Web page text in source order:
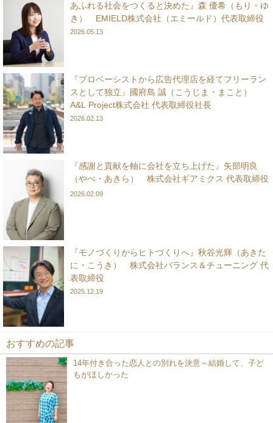
あふれる社会をつくると決めた』森 優希（もり・ゆ
き） EMIELD株式会社（エミールド）代表取締役
2026.05.13
『プロベーシストから広告代理店を経てフリーラン
スとして独立』國府島 誠（こうじま・まこと）
A&L Project株式会社 代表取締役社長
2026.02.13
『感謝と貢献を軸に会社を立ち上げた』矢部明良
（やべ・あきら） 株式会社ギアミクス 代表取締役
2026.02.09
『モノづくりからヒトづくりへ』秋谷光輝（あきた
に・こうき） 株式会社バランス＆チューニング 代
表取締役
2025.12.19
おすすめの記事
14年付き合った恋人との別れを決意～結婚して、子ど
もがほしかった